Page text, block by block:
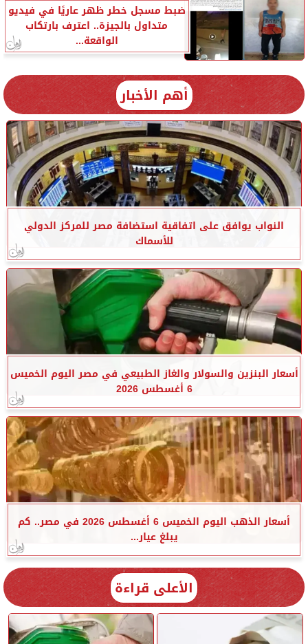
ضبط مسجل خطر ظهر عاريًا في فيديو
متداول بالجيزة.. اعترف بارتكاب
الواقعة...
أهم الأخبار
النواب يوافق على اتفاقية استضافة مصر للمركز الدولي
للأسماك
أسعار البنزين والسولار والغاز الطبيعي في مصر اليوم الخميس
6 أغسطس 2026
أسعار الذهب اليوم الخميس 6 أغسطس 2026 في مصر.. كم
يبلغ عيار...
الأعلى قراءة